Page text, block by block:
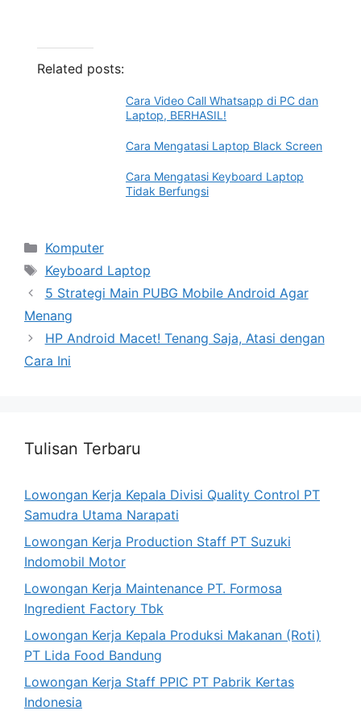
Related posts:
Cara Video Call Whatsapp di PC dan
Laptop, BERHASIL!
Cara Mengatasi Laptop Black Screen
Cara Mengatasi Keyboard Laptop
Tidak Berfungsi
Categories
Komputer
Tags
Keyboard Laptop
5 Strategi Main PUBG Mobile Android Agar
Menang
HP Android Macet! Tenang Saja, Atasi dengan
Cara Ini
Tulisan Terbaru
Lowongan Kerja Kepala Divisi Quality Control PT
Samudra Utama Narapati
Lowongan Kerja Production Staff PT Suzuki
Indomobil Motor
Lowongan Kerja Maintenance PT. Formosa
Ingredient Factory Tbk
Lowongan Kerja Kepala Produksi Makanan (Roti)
PT Lida Food Bandung
Lowongan Kerja Staff PPIC PT Pabrik Kertas
Indonesia